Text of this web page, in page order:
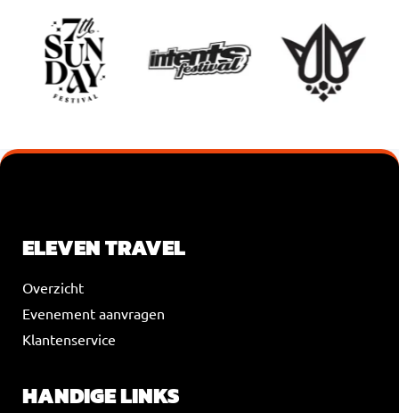
ELEVEN TRAVEL
Overzicht
Evenement aanvragen
Klantenservice
HANDIGE LINKS